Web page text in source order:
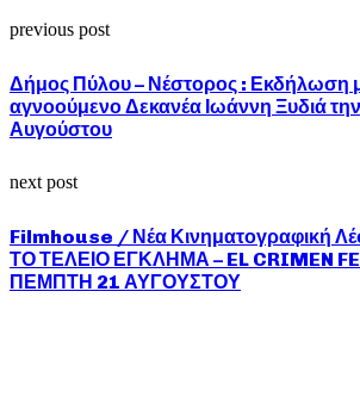
previous post
Δήμος Πύλου – Νέστορος : Εκδήλωση
αγνοούμενο Δεκανέα Ιωάννη Ξυδιά
Αυγούστου
next post
Filmhouse / Νέα Κινηματογραφική
ΤΟ ΤΕΛΕΙΟ ΕΓΚΛΗΜΑ – EL CRIMEN
ΠΕΜΠΤΗ 21 ΑΥΓΟΥΣΤΟΥ